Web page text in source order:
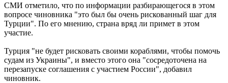
СМИ отметило, что по информации разбирающегося в этом
вопросе чиновника "это был бы очень рискованный шаг для
Турции". По его мнению, страна вряд ли примет в этом
участие.
Турция "не будет рисковать своими кораблями, чтобы помочь
судам из Украины", и вместо этого она "сосредоточена на
перезапуске соглашения с участием России", добавил
чиновник.